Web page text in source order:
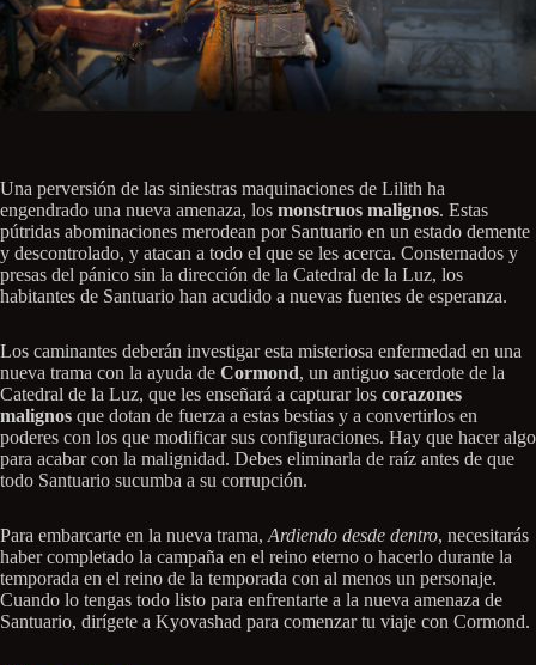
Una perversión de las siniestras maquinaciones de Lilith ha
engendrado una nueva amenaza, los monstruos malignos. Estas
pútridas abominaciones merodean por Santuario en un estado demente
y descontrolado, y atacan a todo el que se les acerca. Consternados y
presas del pánico sin la dirección de la Catedral de la Luz, los
habitantes de Santuario han acudido a nuevas fuentes de esperanza.
Los caminantes deberán investigar esta misteriosa enfermedad en una
nueva trama con la ayuda de Cormond, un antiguo sacerdote de la
Catedral de la Luz, que les enseñará a capturar los corazones
malignos que dotan de fuerza a estas bestias y a convertirlos en
poderes con los que modificar sus configuraciones. Hay que hacer algo
para acabar con la malignidad. Debes eliminarla de raíz antes de que
todo Santuario sucumba a su corrupción.
Para embarcarte en la nueva trama, Ardiendo desde dentro, necesitarás
haber completado la campaña en el reino eterno o hacerlo durante la
temporada en el reino de la temporada con al menos un personaje.
Cuando lo tengas todo listo para enfrentarte a la nueva amenaza de
Santuario, dirígete a Kyovashad para comenzar tu viaje con Cormond.